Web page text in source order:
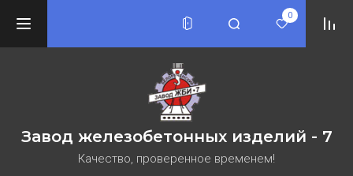
0
Завод железобетонных изделий - 7
Качество, проверенное временем!